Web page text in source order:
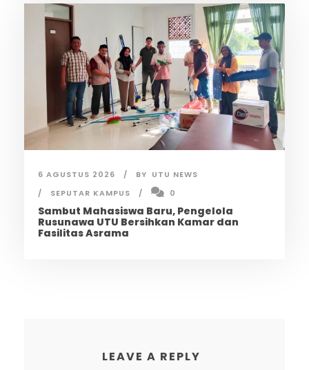
6 AGUSTUS 2026 BY UTU NEWS
SEPUTAR KAMPUS
0
Sambut Mahasiswa Baru, Pengelola
Rusunawa UTU Bersihkan Kamar dan
Fasilitas Asrama
LEAVE A REPLY